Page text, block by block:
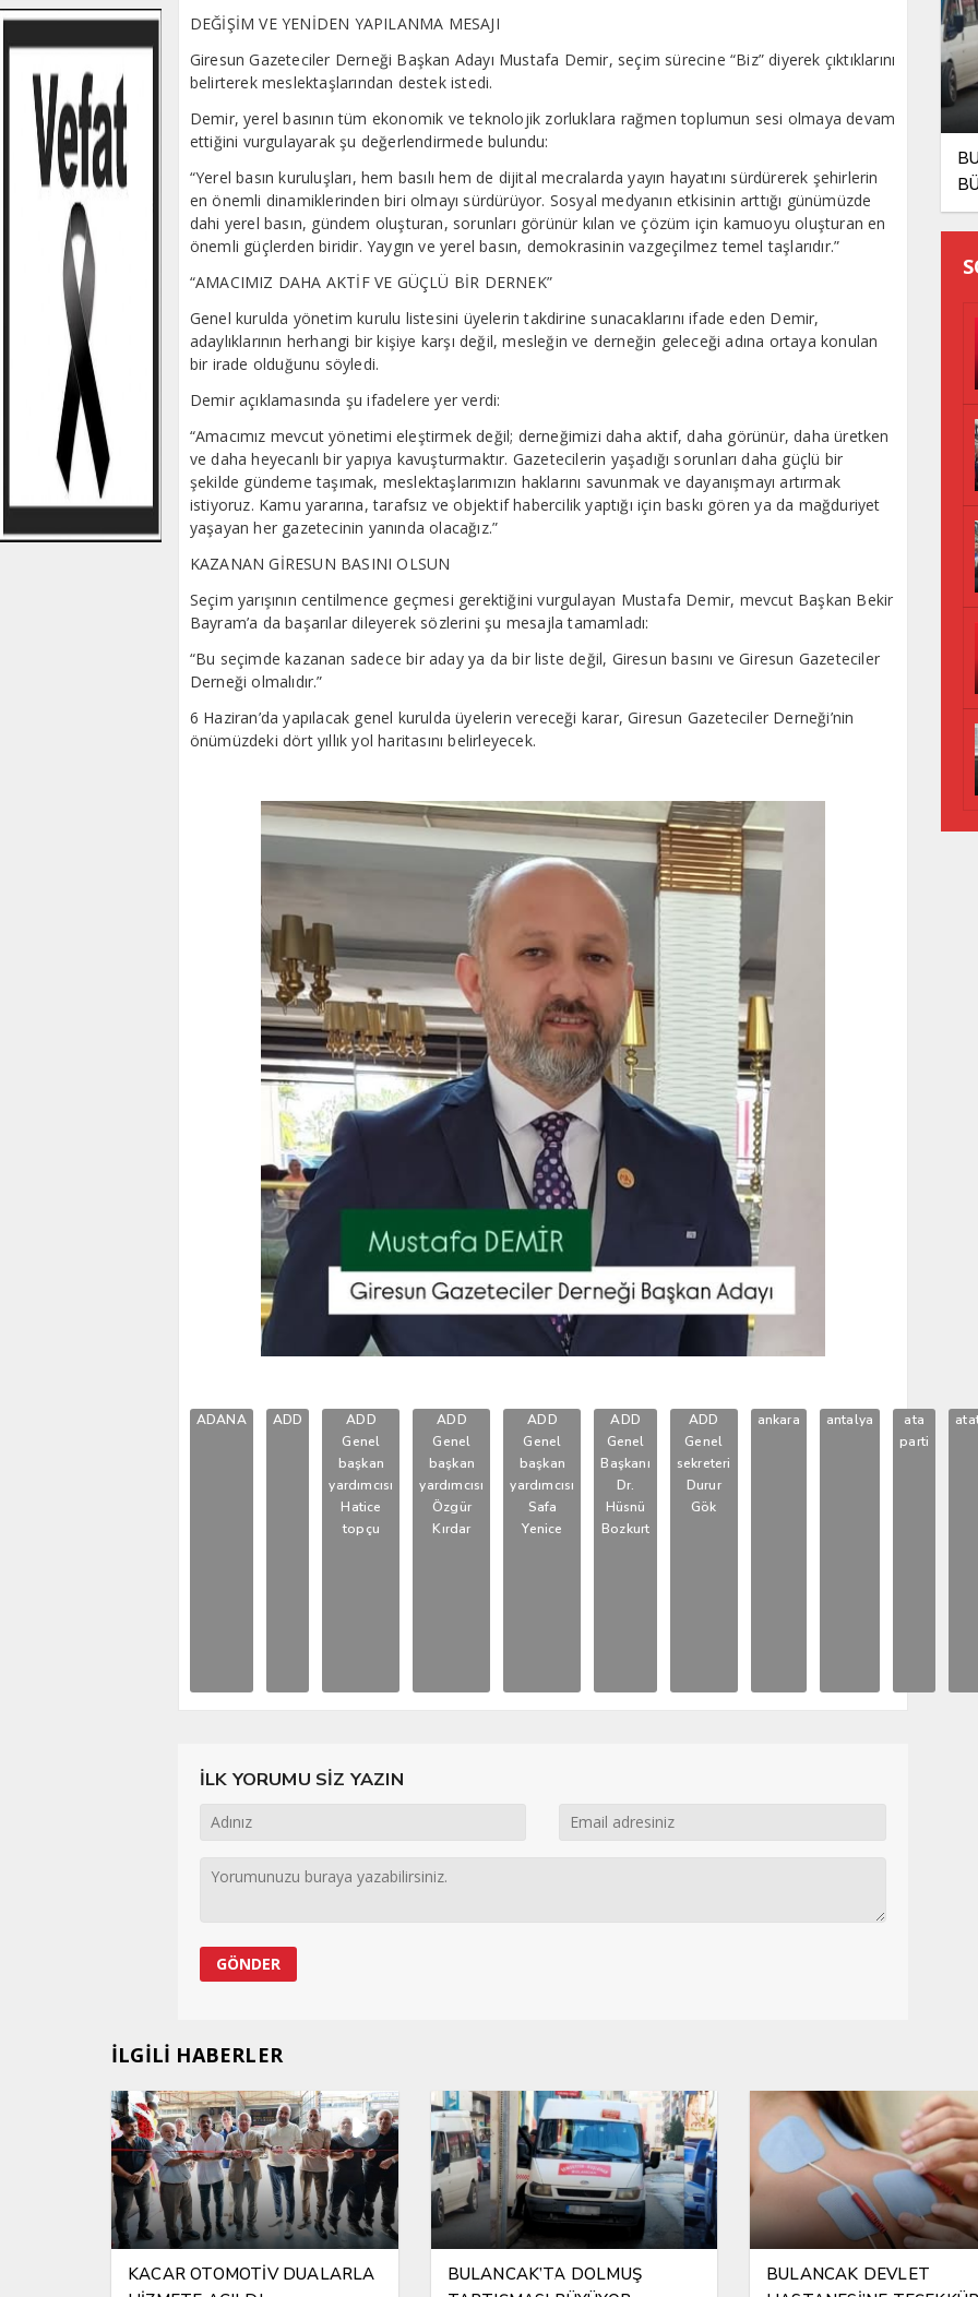
DEĞİŞİM VE YENİDEN YAPILANMA MESAJI
Giresun Gazeteciler Derneği Başkan Adayı Mustafa Demir, seçim sürecine “Biz” diyerek çıktıklarını
belirterek meslektaşlarından destek istedi.
Demir, yerel basının tüm ekonomik ve teknolojik zorluklara rağmen toplumun sesi olmaya devam
ettiğini vurgulayarak şu değerlendirmede bulundu:
“Yerel basın kuruluşları, hem basılı hem de dijital mecralarda yayın hayatını sürdürerek şehirlerin
en önemli dinamiklerinden biri olmayı sürdürüyor. Sosyal medyanın etkisinin arttığı günümüzde
dahi yerel basın, gündem oluşturan, sorunları görünür kılan ve çözüm için kamuoyu oluşturan en
önemli güçlerden biridir. Yaygın ve yerel basın, demokrasinin vazgeçilmez temel taşlarıdır.”
“AMACIMIZ DAHA AKTİF VE GÜÇLÜ BİR DERNEK”
Genel kurulda yönetim kurulu listesini üyelerin takdirine sunacaklarını ifade eden Demir,
adaylıklarının herhangi bir kişiye karşı değil, mesleğin ve derneğin geleceği adına ortaya konulan
bir irade olduğunu söyledi.
Demir açıklamasında şu ifadelere yer verdi:
“Amacımız mevcut yönetimi eleştirmek değil; derneğimizi daha aktif, daha görünür, daha üretken
ve daha heyecanlı bir yapıya kavuşturmaktır. Gazetecilerin yaşadığı sorunları daha güçlü bir
şekilde gündeme taşımak, meslektaşlarımızın haklarını savunmak ve dayanışmayı artırmak
istiyoruz. Kamu yararına, tarafsız ve objektif habercilik yaptığı için baskı gören ya da mağduriyet
yaşayan her gazetecinin yanında olacağız.”
KAZANAN GİRESUN BASINI OLSUN
Seçim yarışının centilmence geçmesi gerektiğini vurgulayan Mustafa Demir, mevcut Başkan Bekir
Bayram’a da başarılar dileyerek sözlerini şu mesajla tamamladı:
“Bu seçimde kazanan sadece bir aday ya da bir liste değil, Giresun basını ve Giresun Gazeteciler
Derneği olmalıdır.”
6 Haziran’da yapılacak genel kurulda üyelerin vereceği karar, Giresun Gazeteciler Derneği’nin
önümüzdeki dört yıllık yol haritasını belirleyecek.
ADANA ADD
ADD
Genel
başkan
yardımcısı
Hatice
topçu
ADD
Genel
başkan
yardımcısı
Özgür
Kırdar
ADD
Genel
başkan
yardımcısı
Safa
Yenice
ADD
Genel
Başkanı
Dr.
Hüsnü
Bozkurt
ADD
Genel
sekreteri
Durur
Gök
ankara antalya
ata
parti
İLK YORUMU SİZ YAZIN
İLGİLİ HABERLER
KACAR OTOMOTİV DUALARLA
BULANCAK’TA DOLMUŞ
BULANCAK DEVLET